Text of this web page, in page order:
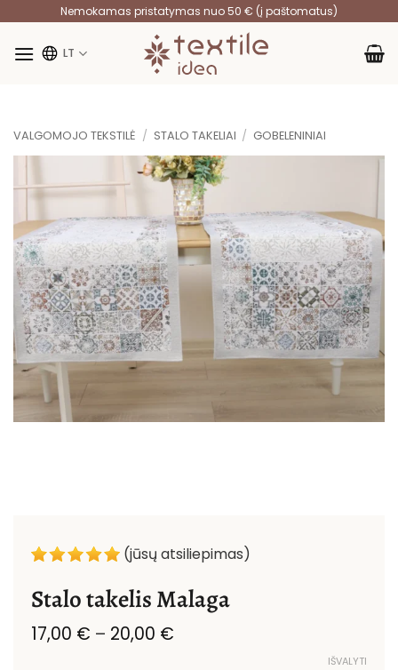
content
Nemokamas pristatymas nuo 50 € (į paštomatus)
LT
VALGOMOJO TEKSTILĖ / STALO TAKELIAI / GOBELENINIAI
(jūsų atsiliepimas)
Stalo takelis Malaga
17,00 € – 20,00 €
IŠVALYTI